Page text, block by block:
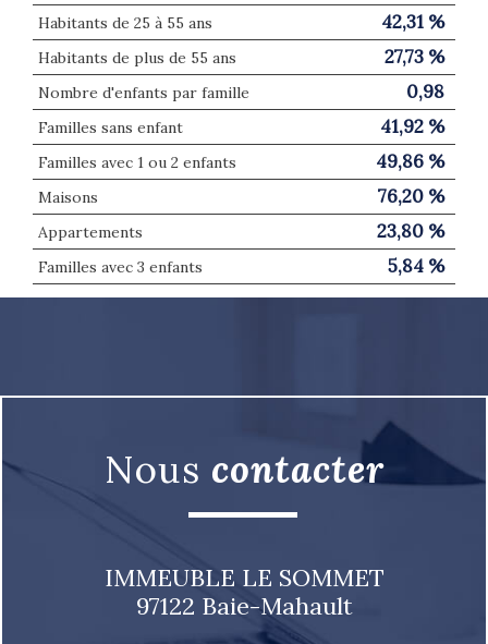
Habitants de 25 à 55 ans 42,31 %
Habitants de plus de 55 ans 27,73 %
Nombre d'enfants par famille 0,98
Familles sans enfant 41,92 %
Familles avec 1 ou 2 enfants 49,86 %
Maisons 76,20 %
Appartements 23,80 %
Familles avec 3 enfants 5,84 %
nous contacter
IMMEUBLE LE SOMMET
97122 Baie-Mahault